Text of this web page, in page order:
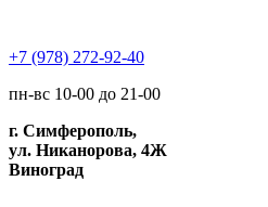
+7 (978) 272-92-40
пн-вс 10-00 до 21-00
г. Симферополь,
ул. Никанорова, 4Ж
Виноград